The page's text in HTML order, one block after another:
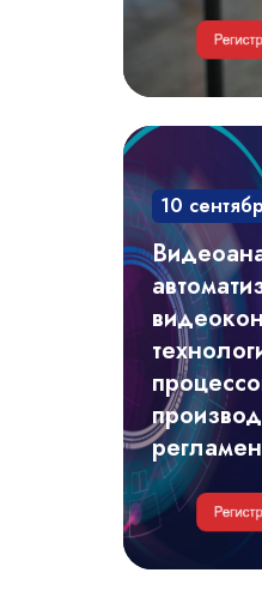
процессов,
регламентов
10